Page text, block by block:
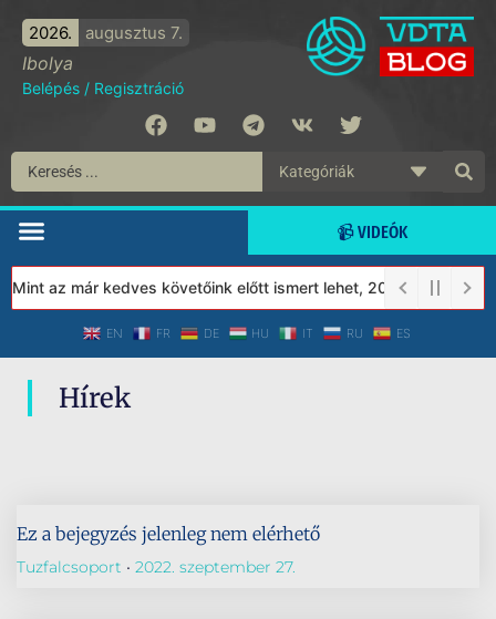
2026. augusztus 7.
Ibolya
Belépés / Regisztráció
📹 VIDEÓK
az már kedves követőink előtt ismert lehet, 2023-tól a
EN FR DE HU IT RU ES
Hírek
Ez a bejegyzés jelenleg nem elérhető
Tuzfalcsoport 2022. szeptember 27.